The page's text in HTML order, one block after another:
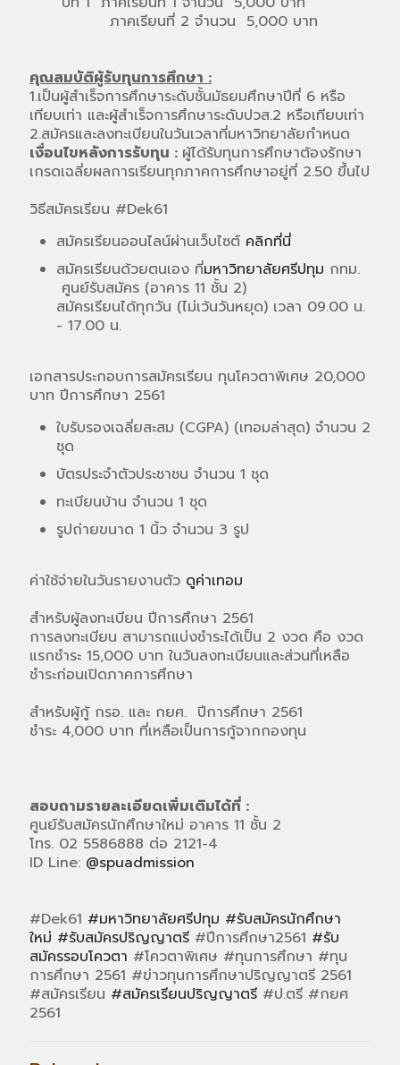
ภาคเรียนที่ 2 จำนวน 5,000 บาท
คุณสมบัติผู้รับทุนการศึกษา :
1.เป็นผู้สำเร็จการศึกษาระดับชั้นมัธยมศึกษาปีที่ 6 หรือ
เทียบเท่า และผู้สำเร็จการศึกษาระดับปวส.2 หรือเทียบเท่า
2.สมัครและลงทะเบียนในวันเวลาที่มหาวิทยาลัยกำหนด
เงื่อนไขหลังการรับทุน : ผู้ได้รับทุนการศึกษาต้องรักษา
เกรดเฉลี่ยผลการเรียนทุกภาคการศึกษาอยู่ที่ 2.50 ขึ้นไป
วิธีสมัครเรียน #Dek61
สมัครเรียนออนไลน์ผ่านเว็บไซต์ คลิกที่นี่
สมัครเรียนด้วยตนเอง ที่มหาวิทยาลัยศรีปทุม กทม.
ศูนย์รับสมัคร (อาคาร 11 ชั้น 2)
สมัครเรียนได้ทุกวัน (ไม่เว้นวันหยุด) เวลา 09.00 น.
- 17.00 น.
เอกสารประกอบการสมัครเรียน ทุนโควตาพิเศษ 20,000
บาท ปีการศึกษา 2561
ใบรับรองเฉลี่ยสะสม (CGPA) (เทอมล่าสุด) จำนวน 2
ชุด
บัตรประจำตัวประชาชน จำนวน 1 ชุด
ทะเบียนบ้าน จำนวน 1 ชุด
รูปถ่ายขนาด 1 นิ้ว จำนวน 3 รูป
ค่าใช้จ่ายในวันรายงานตัว ดูค่าเทอม
สำหรับผู้ลงทะเบียน ปีการศึกษา 2561
การลงทะเบียน สามารถแบ่งชำระได้เป็น 2 งวด คือ งวด
แรกชำระ 15,000 บาท ในวันลงทะเบียนและส่วนที่เหลือ
ชำระก่อนเปิดภาคการศึกษา
สำหรับผู้กู้ กรอ. และ กยศ. ปีการศึกษา 2561
ชำระ 4,000 บาท ที่เหลือเป็นการกู้จากกองทุน
สอบถามรายละเอียดเพิ่มเติมได้ที่ :
ศูนย์รับสมัครนักศึกษาใหม่ อาคาร 11 ชั้น 2
โทร. 02 5586888 ต่อ 2121-4
ID Line: @spuadmission
#Dek61 #มหาวิทยาลัยศรีปทุม #รับสมัครนักศึกษา
ใหม่ #รับสมัครปริญญาตรี #ปีการศึกษา2561 #รับ
สมัครรอบโควตา #โควตาพิเศษ #ทุนการศึกษา #ทุน
การศึกษา 2561 #ข่าวทุนการศึกษาปริญญาตรี 2561
#สมัครเรียน #สมัครเรียนปริญญาตรี #ป.ตรี #กยศ
2561